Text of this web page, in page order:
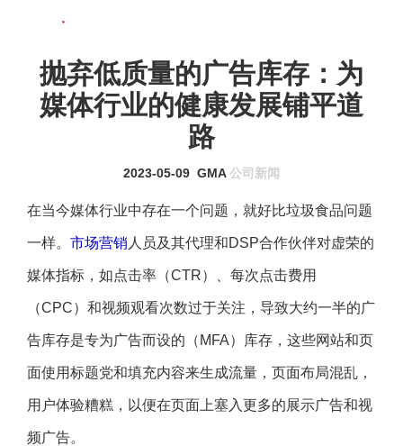
抛弃低质量的广告库存：为
媒体行业的健康发展铺平道
路
2023-05-09 GMA 公司新闻
在当今媒体行业中存在一个问题，就好比垃圾食品问题
一样。 市场营销 人员及其代理和DSP合作伙伴对虚荣的
媒体指标，如点击率（CTR）、每次点击费用
（CPC）和视频观看次数过于关注，导致大约一半的广
告库存是专为广告而设的（MFA）库存，这些网站和页
面使用标题党和填充内容来生成流量，页面布局混乱，
用户体验糟糕，以便在页面上塞入更多的展示广告和视
频广告。